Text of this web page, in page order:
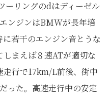
ーリングのdはディーゼル
ンジンはBMWが長年培
若干のエンジン音とうな
まえば８速ATが適切な
走行で17km/L前後、街中
った。高速走行中の安定